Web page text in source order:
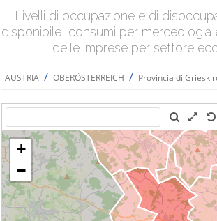
Livelli di occupazione e di
disponibile, consumi per merceologia
delle imprese per settore
AUSTRIA / OBERÖSTERREICH / Provincia di